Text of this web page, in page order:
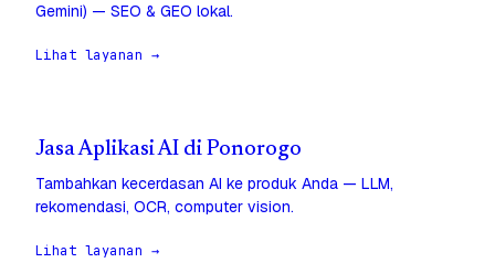
Gemini) — SEO & GEO lokal.
Lihat layanan →
Jasa Aplikasi AI di Ponorogo
Tambahkan kecerdasan AI ke produk Anda — LLM,
rekomendasi, OCR, computer vision.
Lihat layanan →